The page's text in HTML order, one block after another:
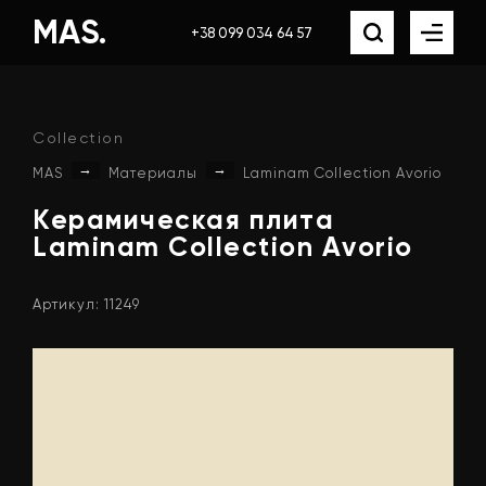
MAS. +38 099 034 64 57
Collection
MAS → Материалы → Laminam Collection Avorio
Керамическая плита
Laminam Collection Avorio
Артикул: 11249